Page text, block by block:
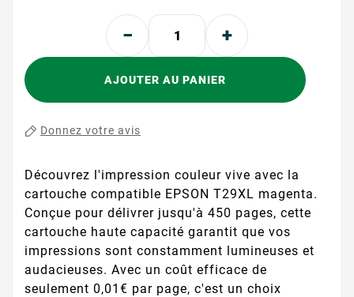
AJOUTER AU PANIER
Donnez votre avis
Découvrez l'impression couleur vive avec la
cartouche compatible EPSON T29XL magenta.
Conçue pour délivrer jusqu'à 450 pages, cette
cartouche haute capacité garantit que vos
impressions sont constamment lumineuses et
audacieuses. Avec un coût efficace de
seulement 0,01€ par page, c'est un choix